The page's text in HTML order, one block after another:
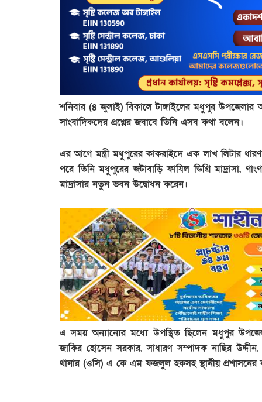
শনিবার (৪ জুলাই) বিকালে টাঙ্গাইলের মধুপুর
সাংবাদিকদের প্রশ্নের জবাবে তিনি এসব কথা বলেন।
এর আগে মন্ত্রী মধুপুরের কাকরাইদে এক লাখ লিটার
পরে তিনি মধুপুরের জটাবাড়ি ফাযিল ডিগ্রি মাদ্রাসা,
মাদ্রাসার নতুন ভবন উদ্বোধন করেন।
এ সময় অন্যান্যের মধ্যে উপস্থিত ছিলেন মধুপুর
জাকির হোসেন সরকার, সাধারণ সম্পাদক নাছির
থানার (ওসি) এ কে এম ফজলুল হকসহ স্থানীয় প্রশাসনের